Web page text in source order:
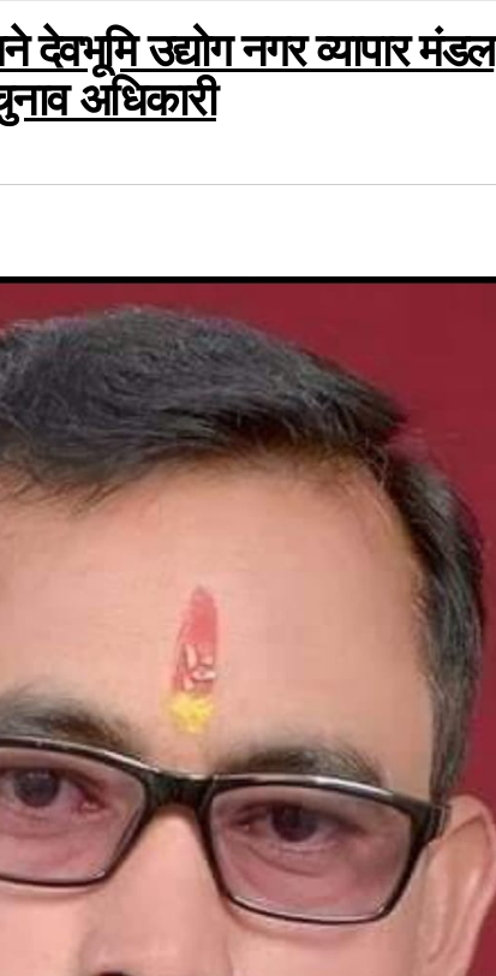
देवभूमि उद्योग नगर व्यापार मंडल
अधिकारी